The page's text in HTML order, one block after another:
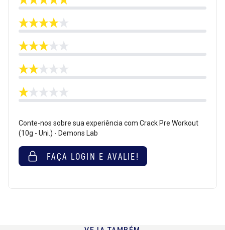
Conte-nos sobre sua experiência com Crack Pre Workout
(10g - Uni.) - Demons Lab
FAÇA LOGIN E AVALIE!